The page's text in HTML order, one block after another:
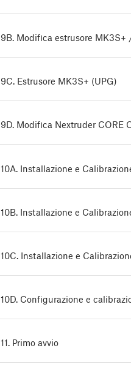
9B. Modifica estrusore MK3S+
9C. Estrusore MK3S+ (UPG)
9D. Modifica Nextruder CORE
10A. Installazione e
10B. Installazione e
10C. Installazione e
10D. Configurazione e
11. Primo avvio